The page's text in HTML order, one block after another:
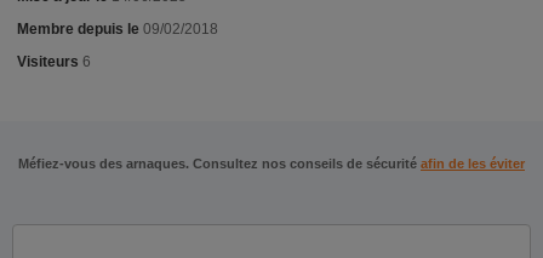
Membre depuis le 09/02/2018
Visiteurs 6
Méfiez-vous des arnaques. Consultez nos conseils de sécurité afin de les éviter